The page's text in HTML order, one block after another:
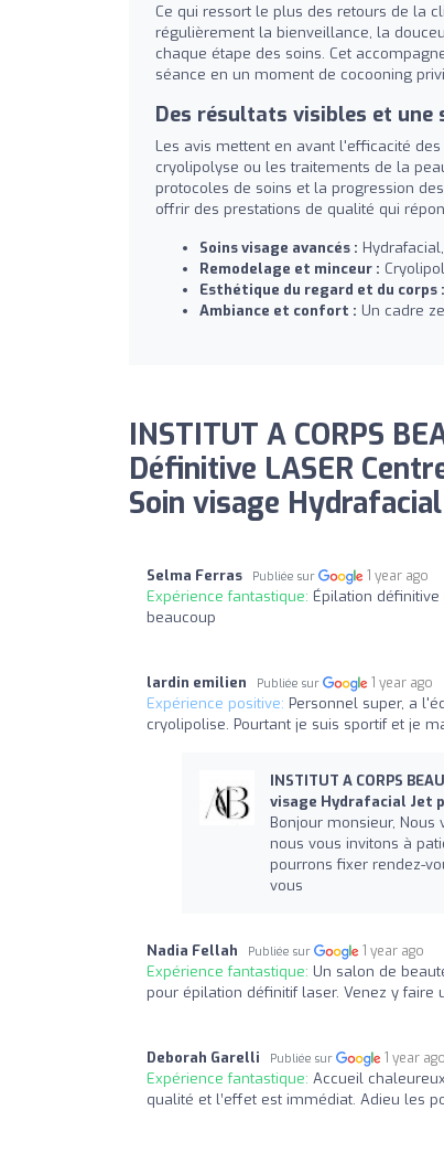
Ce qui ressort le plus des retours de la
régulièrement la bienveillance, la
chaque étape des soins. Cet
séance en un moment de cocooning
Des résultats visibles et
Les avis mettent en avant l'efficacité
cryolipolyse ou les traitements de la
protocoles de soins et la progression
offrir des prestations de qualité qui
Soins visage avancés :
Remodelage et minceur :
Esthétique du regard et du corps :
Ambiance et confort : Un cadre
INSTITUT A CORPS
Définitive LASER
Soin visage
Selma Ferras Publiée sur 1 year ago
Expérience fantastique: Épilation
beaucoup
lardin emilien Publiée sur 1 year ago
Expérience positive: Personnel super, a
cryolipolise. Pourtant je suis sportif et je
INSTITUT A CORPS
visage Hydrafacial Jet
Bonjour monsieur,
nous vous invitons à
pourrons fixer rendez-
vous
Nadia Fellah Publiée sur 1 year ago
Expérience fantastique: Un salon de
pour épilation définitif laser. Venez y faire
Deborah Garelli Publiée sur 1 year ago
Expérience fantastique: Accueil
qualité et l’effet est immédiat. Adieu les